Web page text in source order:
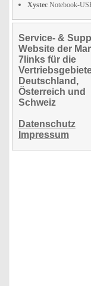
Xystec Notebook-
Service- &
Website der
7links für die
Deutschland,
Österreich und
Schweiz
Datenschutz
Impressum